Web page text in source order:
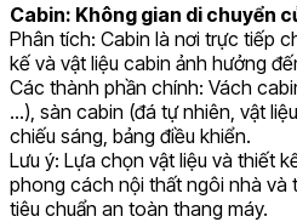
Cabin: Không gian di chuyển
Phân tích: Cabin là nơi trực tiếp
kế và vật liệu cabin ảnh hưởng
Các thành phần chính: Vách
…), sàn cabin (đá tự nhiên, vật
chiếu sáng, bảng điều khiển.
Lưu ý: Lựa chọn vật liệu và thiết
phong cách nội thất ngôi nhà và
tiêu chuẩn an toàn thang máy.